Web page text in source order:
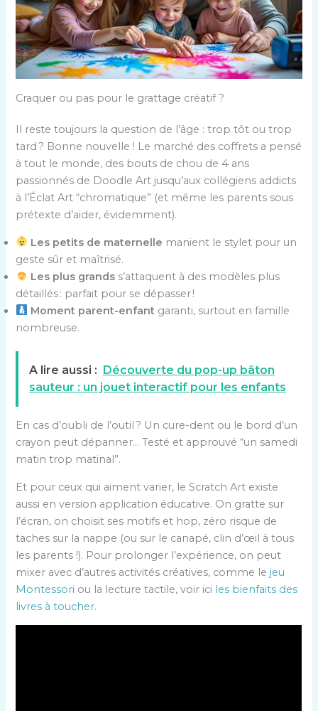
Craquer ou pas pour le grattage créatif ?
Il reste toujours la question de l’âge : trop tôt ou trop
tard ? Bonne nouvelle ! Le marché des coffrets a pensé
à tout le monde, des bouts de chou de 4 ans
passionnés de Doodle Art jusqu’aux collégiens addicts
à l’Éclat Art “chromatique” (et même les parents sous
prétexte d’aider, évidemment).
Les petits de maternelle manient le stylet pour un
geste sûr et maîtrisé.
Les plus grands s’attaquent à des modèles plus
détaillés : parfait pour se dépasser !
Moment parent-enfant garanti, surtout en famille
nombreuse.
A lire aussi : Découverte du pop-up bâton
sauteur : un jouet interactif pour les enfants
En cas d’oubli de l’outil ? Un cure-dent ou le bord d’un
crayon peut dépanner… Testé et approuvé “un samedi
matin trop matinal”.
Et pour ceux qui aiment varier, le Scratch Art existe
aussi en version application éducative. On gratte sur
l’écran, on choisit ses motifs et hop, zéro risque de
taches sur la nappe (ou sur le canapé, clin d’œil à tous
les parents !). Pour prolonger l’expérience, on peut
mixer avec d’autres activités créatives, comme le jeu
Montessori ou la lecture tactile, voir ici les bienfaits des
livres à toucher.